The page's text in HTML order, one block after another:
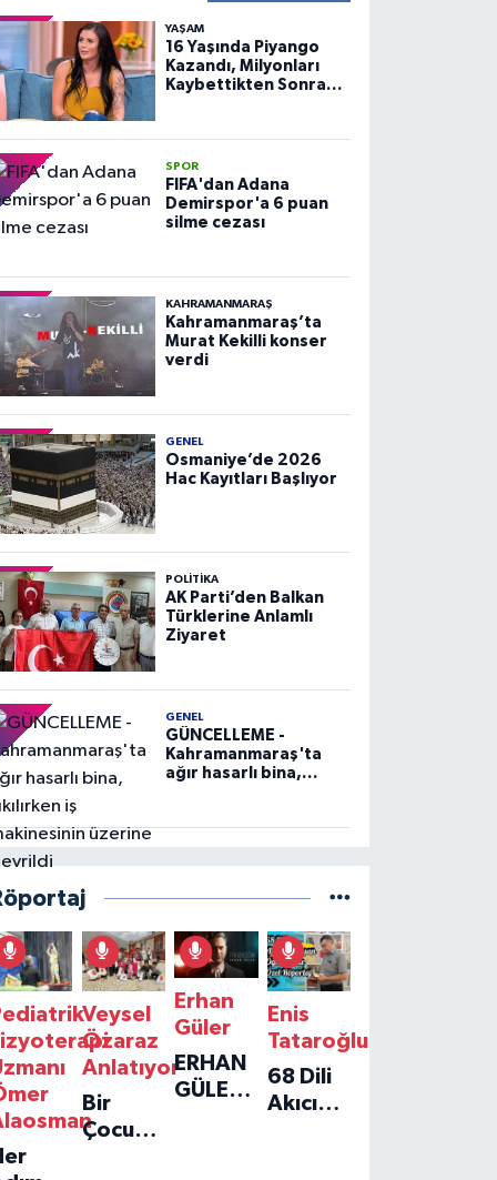
YAŞAM
16 Yaşında Piyango
Kazandı, Milyonları
Kaybettikten Sonra
SPOR
FIFA'dan Adana
Demirspor'a 6 puan
silme cezası
KAHRAMANMARAŞ
Kahramanmaraş’ta
Murat Kekilli konser
verdi
GENEL
Osmaniye’de 2026
Hac Kayıtları Başlıyor
POLITIKA
AK Parti’den Balkan
Türklerine Anlamlı
Ziyaret
GENEL
GÜNCELLEME -
Kahramanmaraş'ta
ağır hasarlı bina,
devrildi
Veysel
Özaraz
Anlatıyor
Bir
Çocuğun
Erhan
Güler
ERHAN
GÜLER'IN
Enis
Tataroğlu
68 Dili
Akıcı